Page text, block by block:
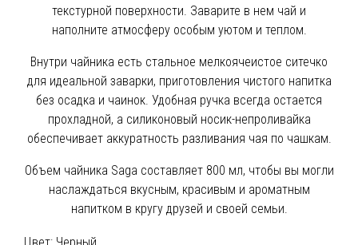
текстурной поверхности. Заварите в нем чай и
наполните атмосферу особым уютом и теплом.
Внутри чайника есть стальное мелкоячеистое ситечко
для идеальной заварки, приготовления чистого напитка
без осадка и чаинок. Удобная ручка всегда остается
прохладной, а силиконовый носик-непроливайка
обеспечивает аккуратность разливания чая по чашкам.
Объем чайника Saga составляет 800 мл, чтобы вы могли
наслаждаться вкусным, красивым и ароматным
напитком в кругу друзей и своей семьи.